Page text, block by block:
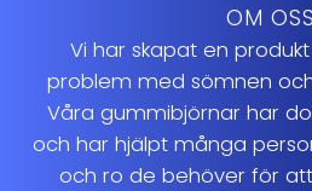
OM OSS
Vi har skapat en
problem med sömnen
Våra gummibjörnar har
och har hjälpt många
och ro de behöver för